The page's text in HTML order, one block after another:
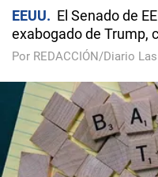
EEUU
El Senado de
exabogado de Trump,
Por REDACCIÓN/Diario